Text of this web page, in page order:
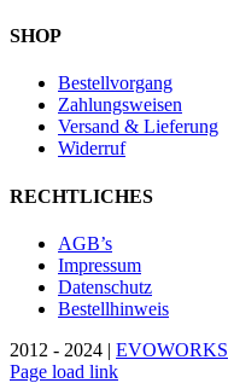
SHOP
Bestellvorgang
Zahlungsweisen
Versand & Lieferung
Widerruf
RECHTLICHES
AGB’s
Impressum
Datenschutz
Bestellhinweis
2012 - 2024 | EVOWORKS
Page load link